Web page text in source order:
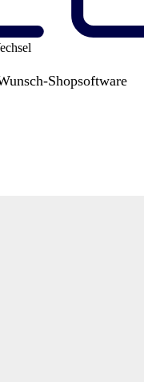
Shopsoftware